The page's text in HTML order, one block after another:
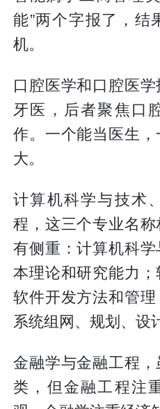
能”两个字报了，结
机。
口腔医学和口腔医
牙医，后者聚焦口
作。一个能当医生
大。
计算机科学与技术
程，这三个专业名
有侧重：计算机科
本理论和研究能力
软件开发方法和管
系统组网、规划、设
金融学与金融工程
类，但金融工程注